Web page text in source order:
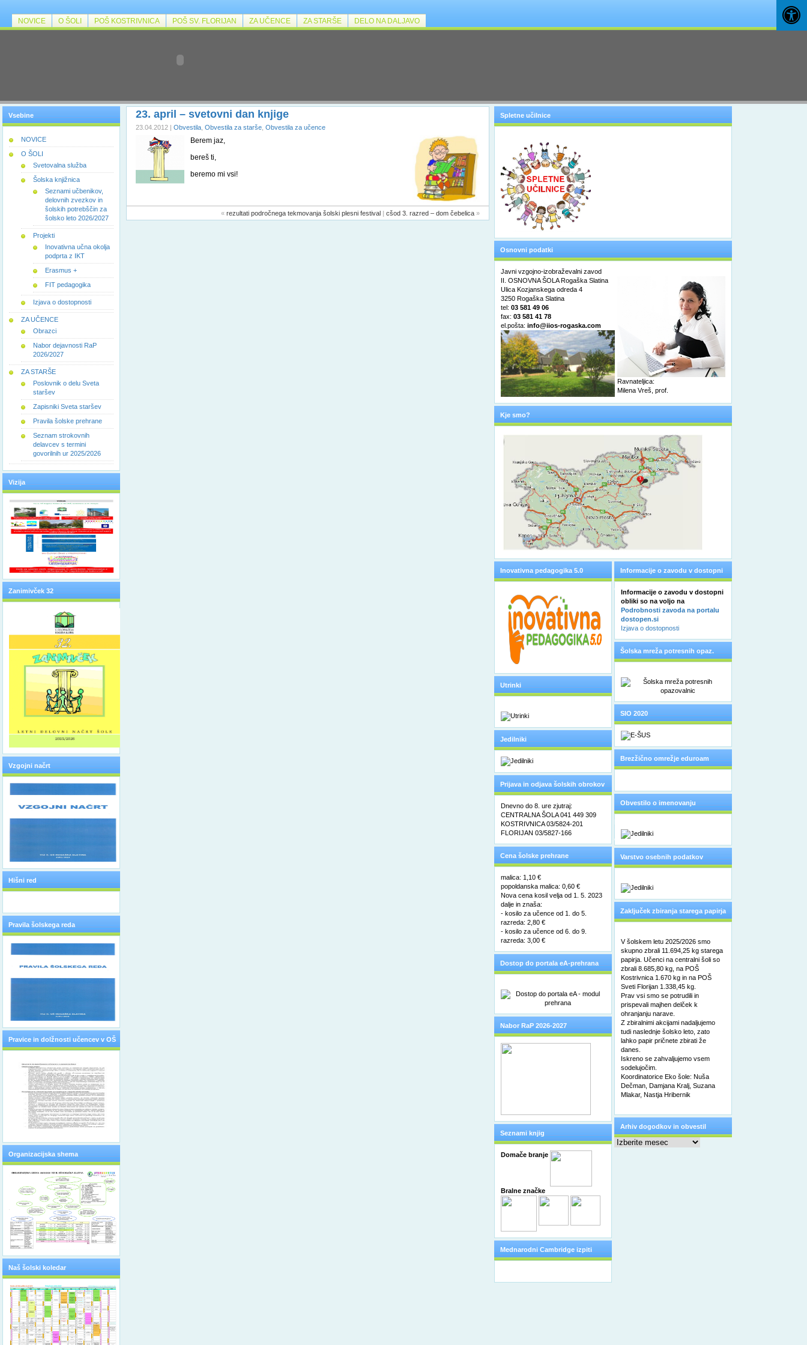
NOVICE O ŠOLI POŠ KOSTRIVNICA POŠ SV. FLORIJAN ZA UČENCE ZA STARŠE DELO NA DALJAVO
Vsebine
NOVICE
O ŠOLI
Svetovalna služba
Šolska knjižnica
Seznami učbenikov,
delovnih zvezkov in
šolskih potrebščin za
šolsko leto 2026/2027
Projekti
Inovativna učna okolja
podprta z IKT
Erasmus +
FIT pedagogika
Izjava o dostopnosti
ZA UČENCE
Obrazci
Nabor dejavnosti RaP
2026/2027
ZA STARŠE
Poslovnik o delu Sveta
staršev
Zapisniki Sveta staršev
Pravila šolske prehrane
Seznam strokovnih
delavcev s termini
govorilnih ur 2025/2026
Vizija
Zanimivček 32
Vzgojni načrt
Hišni red
Pravila šolskega reda
Pravice in dolžnosti učencev v OŠ
Organizacijska shema
Naš šolski koledar
23. april – svetovni dan knjige
23.04.2012 | Obvestila Obvestila za starše Obvestila za učence
Berem jaz,
bereš ti,
beremo mi vsi!
« rezultati področnega tekmovanja šolski plesni festival| cšod 3. razred – dom čebelica»
Spletne učilnice
Osnovni podatki
Javni vzgojno-izobraževalni zavod
II. OSNOVNA ŠOLA Rogaška Slatina
Ulica Kozjanskega odreda 4
3250 Rogaška Slatina
tel: 03 581 49 06
fax: 03 581 41 78
el.pošta: info@iios-rogaska.com
Ravnateljica:
Milena Vreš, prof.
Kje smo?
Inovativna pedagogika 5.0
Utrinki
Jedilniki
Prijava in odjava šolskih obrokov
Dnevno do 8. ure zjutraj:
CENTRALNA ŠOLA 041 449 309
KOSTRIVNICA 03/5824-201
FLORIJAN 03/5827-166
Cena šolske prehrane
malica: 1,10 €
popoldanska malica: 0,60 €
Nova cena kosil velja od 1. 5. 2023
dalje in znaša:
- kosilo za učence od 1. do 5.
razreda: 2,80 €
- kosilo za učence od 6. do 9.
razreda: 3,00 €
Dostop do portala eA-prehrana
Nabor RaP 2026-2027
Seznami knjig
Domače branje
Bralne značke
Mednarodni Cambridge izpiti
Informacije o zavodu v dostopni
oblikiInformacije o zavodu v dostopni
obliki so na voljo na
Podrobnosti zavoda na portalu
dostopen.si
Izjava o dostopnosti
Šolska mreža potresnih opaz.
SIO 2020
Brezžično omrežje eduroam
Obvestilo o imenovanju
osebnih podatkov
Varstvo osebnih podatkov
Zaključek zbiranja starega papirja
V šolskem letu 2025/2026 smo
skupno zbrali 11.694,25 kg starega
papirja. Učenci na centralni šoli so
zbrali 8.685,80 kg, na POŠ
Kostrivnica 1.670 kg in na POŠ
Sveti Florijan 1.338,45 kg.
Prav vsi smo se potrudili in
prispevali majhen delček k
ohranjanju narave.
Z zbiralnimi akcijami nadaljujemo
tudi naslednje šolsko leto, zato
lahko papir pričnete zbirati že
danes.
Iskreno se zahvaljujemo vsem
sodelujočim.
Koordinatorice Eko šole: Nuša
Dečman, Damjana Kralj, Suzana
Mlakar, Nastja Hribernik
Arhiv dogodkov in obvestil
Arhiv
dogodkov